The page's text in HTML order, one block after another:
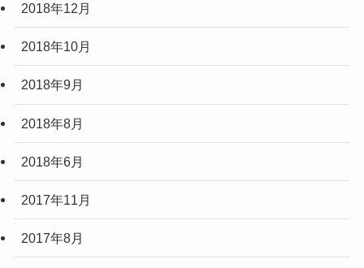
2018年12月
2018年10月
2018年9月
2018年8月
2018年6月
2017年11月
2017年8月